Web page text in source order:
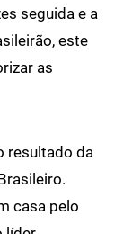
seguida e a
este
as
resultado da
casa pelo